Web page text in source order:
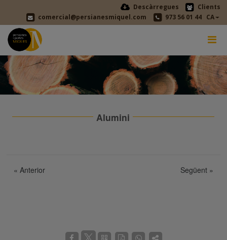
Descàrregues
Clients
comercial@persianesmiquel.com
973 56 01 44 CA
Alumini
«Anterior Següent »